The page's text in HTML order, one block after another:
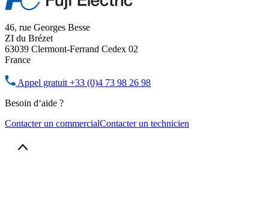
46, rue Georges Besse
ZI du Brézet
63039 Clermont-Ferrand Cedex 02
France
Appel gratuit +33 (0)4 73 98 26 98
Besoin d‘aide ?
Contacter un commercialContacter un technicien